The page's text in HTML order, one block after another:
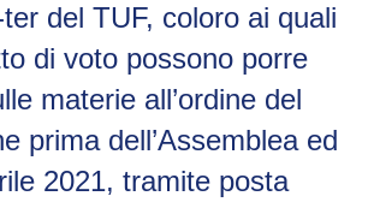
ter del TUF, coloro ai quali
di voto possono porre
materie all’ordine del
prima dell’Assemblea ed
2021, tramite posta